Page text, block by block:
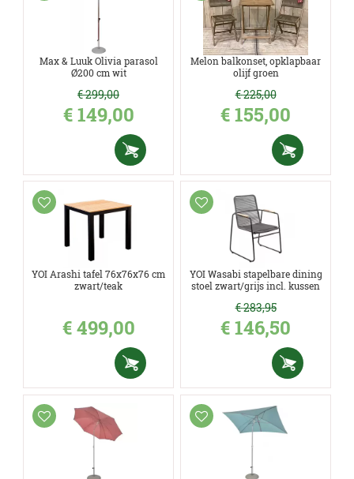
Max & Luuk Olivia parasol
Ø200 cm wit
€299,00
€ 149,00
Melon balkonset, opklapbaar
olijf groen
€225,00
€155,00
YOI Arashi tafel 76x76x76 cm
zwart/teak
€ 499,00
YOI Wasabi stapelbare dining
stoel zwart/grijs incl. kussen
€283,95
€146,50